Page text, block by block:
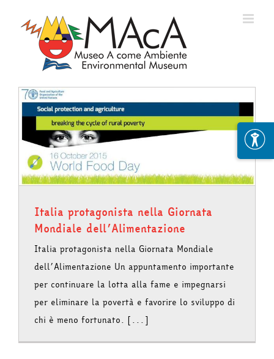
Italia protagonista nella Giornata
Mondiale dell’Alimentazione
Italia protagonista nella Giornata Mondiale
dell’Alimentazione Un appuntamento importante
per continuare la lotta alla fame e impegnarsi
per eliminare la povertà e favorire lo sviluppo di
chi è meno fortunato. [...]